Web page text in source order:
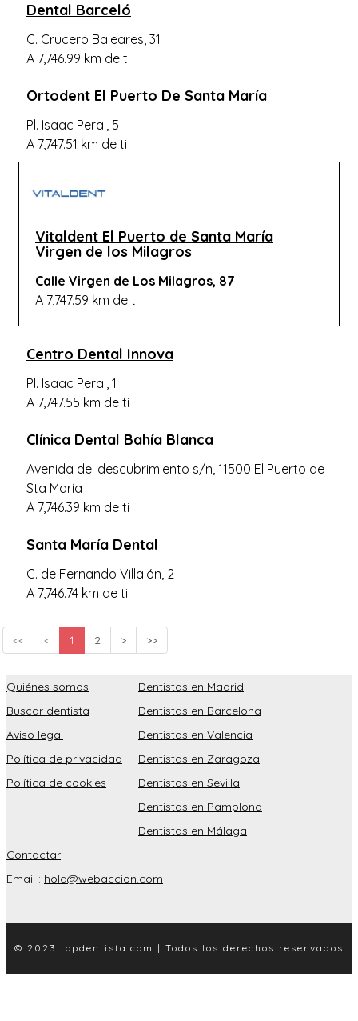
Dental Barceló
C. Crucero Baleares, 31
A 7,746.99 km de ti
Ortodent El Puerto De Santa María
Pl. Isaac Peral, 5
A 7,747.51 km de ti
Vitaldent El Puerto de Santa María
Virgen de los Milagros
Calle Virgen de Los Milagros, 87
A 7,747.59 km de ti
Centro Dental Innova
Pl. Isaac Peral, 1
A 7,747.55 km de ti
Clínica Dental Bahía Blanca
Avenida del descubrimiento s/n, 11500 El Puerto de
Sta María
A 7,746.39 km de ti
Santa María Dental
C. de Fernando Villalón, 2
A 7,746.74 km de ti
<< < 1 2 > >>
Quiénes somos
Buscar dentista
Aviso legal
Política de privacidad
Política de cookies
Dentistas en Madrid
Dentistas en Barcelona
Dentistas en Valencia
Dentistas en Zaragoza
Dentistas en Sevilla
Dentistas en Pamplona
Dentistas en Málaga
Contactar
Email : hola@webaccion.com
© 2023 topdentista.com | Todos los derechos reservados